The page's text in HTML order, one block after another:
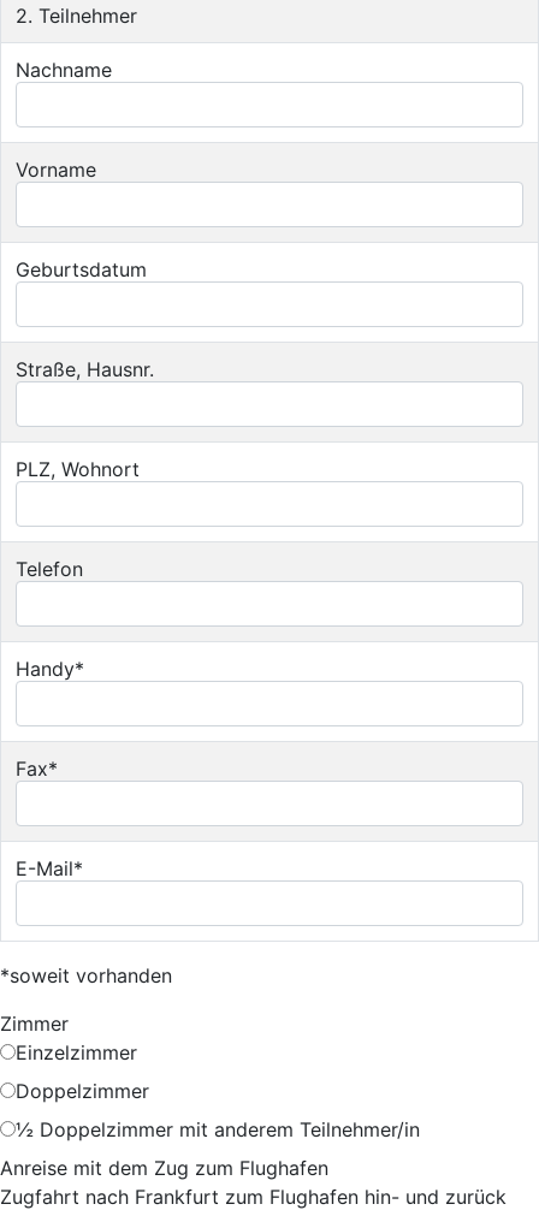
2. Teilnehmer
Nachname
Vorname
Geburtsdatum
Straße, Hausnr.
PLZ, Wohnort
Telefon
Handy*
Fax*
E-Mail*
*soweit vorhanden
Zimmer
Einzelzimmer
Doppelzimmer
½ Doppelzimmer mit anderem Teilnehmer/in
Anreise mit dem Zug zum Flughafen
Zugfahrt nach Frankfurt zum Flughafen hin- und zurück